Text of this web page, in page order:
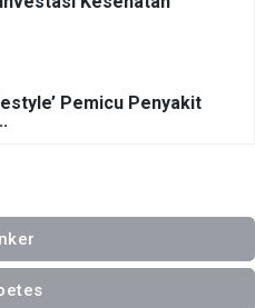
Pemicu Penyakit